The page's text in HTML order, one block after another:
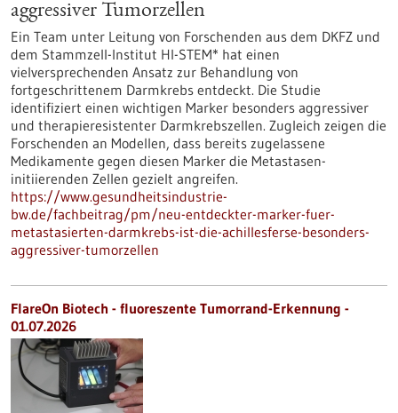
aggressiver Tumorzellen
Ein Team unter Leitung von Forschenden aus dem DKFZ und
dem Stammzell-Institut HI-STEM* hat einen
vielversprechenden Ansatz zur Behandlung von
fortgeschrittenem Darmkrebs entdeckt. Die Studie
identifiziert einen wichtigen Marker besonders aggressiver
und therapieresistenter Darmkrebszellen. Zugleich zeigen die
Forschenden an Modellen, dass bereits zugelassene
Medikamente gegen diesen Marker die Metastasen-
initiierenden Zellen gezielt angreifen.
https://www.gesundheitsindustrie-
bw.de/fachbeitrag/pm/neu-entdeckter-marker-fuer-
metastasierten-darmkrebs-ist-die-achillesferse-besonders-
aggressiver-tumorzellen
FlareOn Biotech - fluoreszente Tumorrand-Erkennung -
01.07.2026